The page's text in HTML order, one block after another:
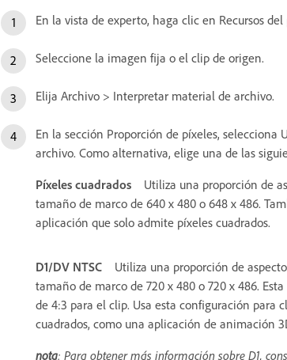
En la vista de experto, haga clic en Recursos del
Seleccione la imagen fija o el clip de origen.
Elija Archivo > Interpretar material de archivo.
En la sección Proporción de píxeles,
archivo. Como alternativa, elige una de las
Píxeles cuadrados
Utiliza una proporción de
tamaño de marco de 640 x 480 o 648 x 486.
aplicación que solo admite píxeles cuadrados.
D1/DV NTSC
Utiliza una proporción de
tamaño de marco de 720 x 480 o 720 x 486.
de 4:3 para el clip. Usa esta configuración para
cuadrados, como una aplicación de animación
nota: Para obtener más información sobre D1,